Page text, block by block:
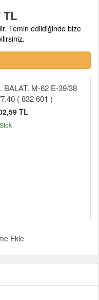
TL
Temin edildiğinde bize
BALAT. M-62 E-39/38
( 832 601 )
TL
Ekle